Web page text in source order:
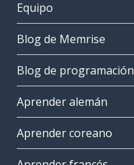
Equipo
Blog de Memrise
Blog de programación
Aprender alemán
Aprender coreano